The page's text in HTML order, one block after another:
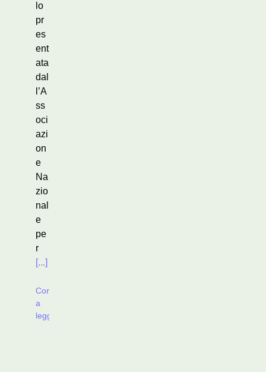
lo
pr
es
ent
ata
dal
l’A
ss
oci
azi
on
e
Na
zio
nal
e
pe
r
[...]
Continua
a
leggere